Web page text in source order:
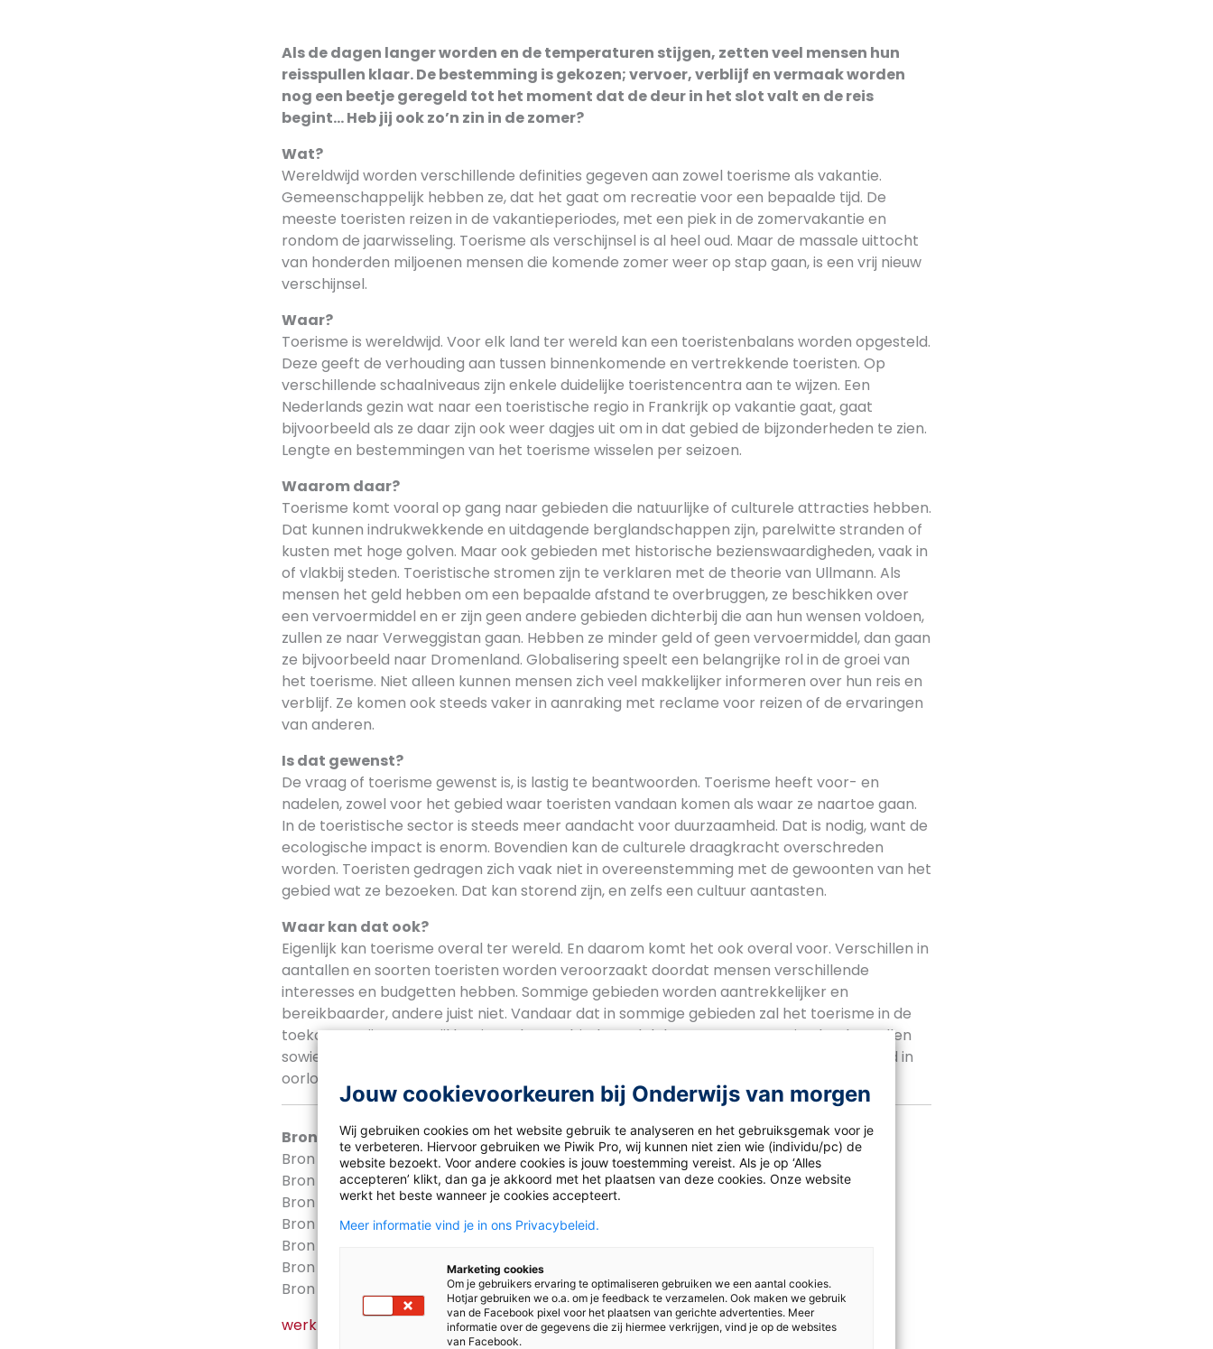
Als de dagen langer worden en de temperaturen stijgen, zetten veel mensen hun
reisspullen klaar. De bestemming is gekozen; vervoer, verblijf en vermaak worden
nog een beetje geregeld tot het moment dat de deur in het slot valt en de reis
begint… Heb jij ook zo’n zin in de zomer?
Wat?
Wereldwijd worden verschillende definities gegeven aan zowel toerisme als vakantie.
Gemeenschappelijk hebben ze, dat het gaat om recreatie voor een bepaalde tijd. De
meeste toeristen reizen in de vakantieperiodes, met een piek in de zomervakantie en
rondom de jaarwisseling. Toerisme als verschijnsel is al heel oud. Maar de massale uittocht
van honderden miljoenen mensen die komende zomer weer op stap gaan, is een vrij nieuw
verschijnsel.
Waar?
Toerisme is wereldwijd. Voor elk land ter wereld kan een toeristenbalans worden opgesteld.
Deze geeft de verhouding aan tussen binnenkomende en vertrekkende toeristen. Op
verschillende schaalniveaus zijn enkele duidelijke toeristencentra aan te wijzen. Een
Nederlands gezin wat naar een toeristische regio in Frankrijk op vakantie gaat, gaat
bijvoorbeeld als ze daar zijn ook weer dagjes uit om in dat gebied de bijzonderheden te zien.
Lengte en bestemmingen van het toerisme wisselen per seizoen.
Waarom daar?
Toerisme komt vooral op gang naar gebieden die natuurlijke of culturele attracties hebben.
Dat kunnen indrukwekkende en uitdagende berglandschappen zijn, parelwitte stranden of
kusten met hoge golven. Maar ook gebieden met historische bezienswaardigheden, vaak in
of vlakbij steden. Toeristische stromen zijn te verklaren met de theorie van Ullmann. Als
mensen het geld hebben om een bepaalde afstand te overbruggen, ze beschikken over
een vervoermiddel en er zijn geen andere gebieden dichterbij die aan hun wensen voldoen,
zullen ze naar Verweggistan gaan. Hebben ze minder geld of geen vervoermiddel, dan gaan
ze bijvoorbeeld naar Dromenland. Globalisering speelt een belangrijke rol in de groei van
het toerisme. Niet alleen kunnen mensen zich veel makkelijker informeren over hun reis en
verblijf. Ze komen ook steeds vaker in aanraking met reclame voor reizen of de ervaringen
van anderen.
Is dat gewenst?
De vraag of toerisme gewenst is, is lastig te beantwoorden. Toerisme heeft voor- en
nadelen, zowel voor het gebied waar toeristen vandaan komen als waar ze naartoe gaan.
In de toeristische sector is steeds meer aandacht voor duurzaamheid. Dat is nodig, want de
ecologische impact is enorm. Bovendien kan de culturele draagkracht overschreden
worden. Toeristen gedragen zich vaak niet in overeenstemming met de gewoonten van het
gebied wat ze bezoeken. Dat kan storend zijn, en zelfs een cultuur aantasten.
Waar kan dat ook?
Eigenlijk kan toerisme overal ter wereld. En daarom komt het ook overal voor. Verschillen in
aantallen en soorten toeristen worden veroorzaakt doordat mensen verschillende
interesses en budgetten hebben. Sommige gebieden worden aantrekkelijker en
bereikbaarder, andere juist niet. Vandaar dat in sommige gebieden zal het toerisme in de
toekomst stijgen, terwijl het in andere gebieden zal dalen. En naar sommige landen zullen
sowieso weinig toeristen gaan. Want zeg nou zelf: zou jij op vakantie gaan naar een land in
oorlog?
Bronnen
Bron 1
Hoever is het naar mijn vakantieadres?
Bron 2
Topattracties wereldwijd
Bron 3
Ontwikkelingen in internationaal toerisme
Bron 4
Duiken tussen koraal, vissen en plastic
Bron 5
Bron 6
Duurzaam toerisme volgens TUI
Bron 7
Duurzaam toerisme in Polynesië
werkblad-ACTUALITEIT-Zin-in-de-zomer-WK25
Jouw cookievoorkeuren bij Onderwijs van morgen
Wij gebruiken cookies om het website gebruik te analyseren en het gebruiksgemak voor je
te verbeteren. Hiervoor gebruiken we Piwik Pro, wij kunnen niet zien wie (individu/pc) de
website bezoekt. Voor andere cookies is jouw toestemming vereist. Als je op ‘Alles
accepteren’ klikt, dan ga je akkoord met het plaatsen van deze cookies. Onze website
werkt het beste wanneer je cookies accepteert.
Meer informatie vind je in ons Privacybeleid.
Marketing cookies
Om je gebruikers ervaring te optimaliseren gebruiken we een aantal cookies.
Hotjar gebruiken we o.a. om je feedback te verzamelen. Ook maken we gebruik
van de Facebook pixel voor het plaatsen van gerichte advertenties. Meer
informatie over de gegevens die zij hiermee verkrijgen, vind je op de websites
van Facebook.